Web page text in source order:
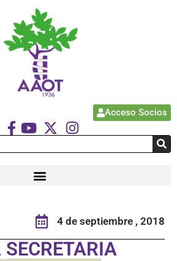
Acceso Socios
4 de septiembre , 2018